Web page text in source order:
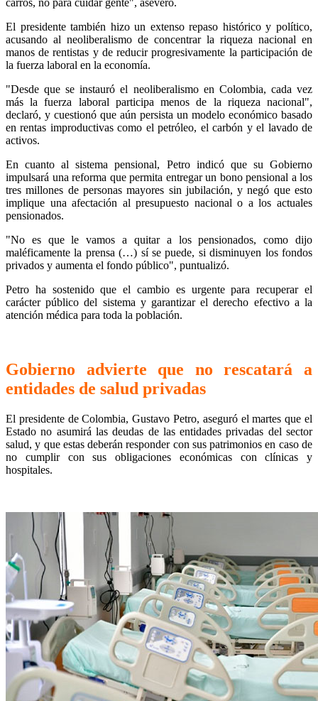
carros, no para cuidar gente", aseveró.
El presidente también hizo un extenso repaso histórico y político,
acusando al neoliberalismo de concentrar la riqueza nacional en
manos de rentistas y de reducir progresivamente la participación de
la fuerza laboral en la economía.
"Desde que se instauró el neoliberalismo en Colombia, cada vez
más la fuerza laboral participa menos de la riqueza nacional",
declaró, y cuestionó que aún persista un modelo económico basado
en rentas improductivas como el petróleo, el carbón y el lavado de
activos.
En cuanto al sistema pensional, Petro indicó que su Gobierno
impulsará una reforma que permita entregar un bono pensional a los
tres millones de personas mayores sin jubilación, y negó que esto
implique una afectación al presupuesto nacional o a los actuales
pensionados.
"No es que le vamos a quitar a los pensionados, como dijo
maléficamente la prensa (…) sí se puede, si disminuyen los fondos
privados y aumenta el fondo público", puntualizó.
Petro ha sostenido que el cambio es urgente para recuperar el
carácter público del sistema y garantizar el derecho efectivo a la
atención médica para toda la población.
Gobierno advierte que no rescatará a
entidades de salud privadas
El presidente de Colombia, Gustavo Petro, aseguró el martes que el
Estado no asumirá las deudas de las entidades privadas del sector
salud, y que estas deberán responder con sus patrimonios en caso de
no cumplir con sus obligaciones económicas con clínicas y
hospitales.